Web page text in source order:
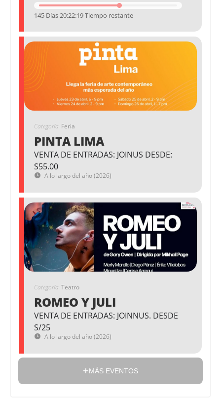
145 Días 20:22:19 Tiempo restante
Categoría Feria
PINTA LIMA
VENTA DE ENTRADAS: JOINUS DESDE:
S55.00
A lo largo del año (2026)
Categoría Teatro
ROMEO Y JULI
VENTA DE ENTRADAS: JOINNUS. DESDE
S/25
A lo largo del año (2026)
MÁS EVENTOS